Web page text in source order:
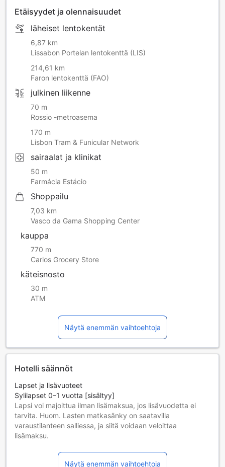
Etäisyydet ja olennaisuudet
läheiset lentokentät
6,87 km
Lissabon Portelan lentokenttä (LIS)
214,61 km
Faron lentokenttä (FAO)
julkinen liikenne
70 m
Rossio -metroasema
170 m
Lisbon Tram & Funicular Network
sairaalat ja klinikat
50 m
Farmácia Estácio
Shoppailu
7,03 km
Vasco da Gama Shopping Center
kauppa
770 m
Carlos Grocery Store
käteisnosto
30 m
ATM
Näytä enemmän vaihtoehtoja
Hotelli säännöt
Lapset ja lisävuoteet
Sylilapset 0–1 vuotta [sisältyy]
Lapsi voi majoittua ilman lisämaksua, jos lisävuodetta ei
tarvita. Huom. Lasten matkasänky on saatavilla
varaustilanteen salliessa, ja siitä voidaan veloittaa
lisämaksu.
Lapsi majoittuu ilmaiseksi, jos nukkuu jo olemassa olevilla
Näytä enemmän vaihtoehtoja